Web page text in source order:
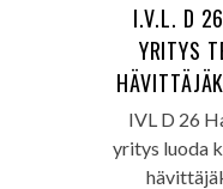
I.V.L. D
YRITYS
IVL D 26
yritys luoda